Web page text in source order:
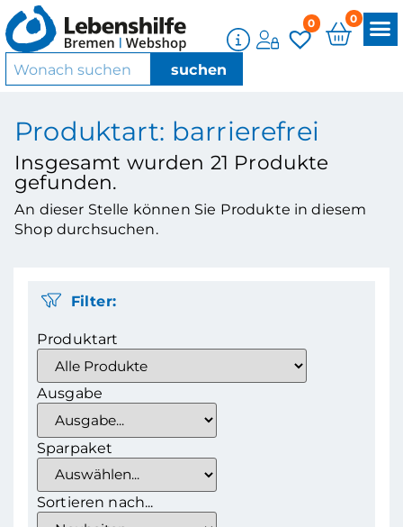
0 0
Produktart: barrierefrei
Insgesamt wurden 21 Produkte
gefunden.
An dieser Stelle können Sie Produkte in diesem
Shop durchsuchen.
Filter:
Produktart
Ausgabe
Sparpaket
Sortieren nach...